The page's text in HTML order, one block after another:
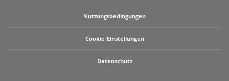
Nutzungsbedingungen
Cookie-Einstellungen
Datenschutz